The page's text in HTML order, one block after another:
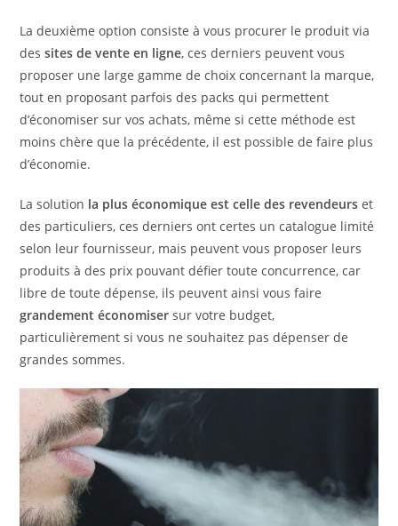
La deuxième option consiste à vous procurer le produit via
dessites de vente en ligne, ces derniers peuvent vous
proposer une large gamme de choix concernant la marque,
tout en proposant parfois des packs qui permettent
d’économiser sur vos achats, même si cette méthode est
moins chère que la précédente, il est possible de faire plus
d’économie.
La solution la plus économique est celle des revendeurs et
des particuliers, ces derniers ont certes un catalogue limité
selon leur fournisseur, mais peuvent vous proposer leurs
produits à des prix pouvant défier toute concurrence, car
libre de toute dépense, ils peuvent ainsi vous faire
grandement économiser sur votre budget,
particulièrement si vous ne souhaitez pas dépenser de
grandes sommes.